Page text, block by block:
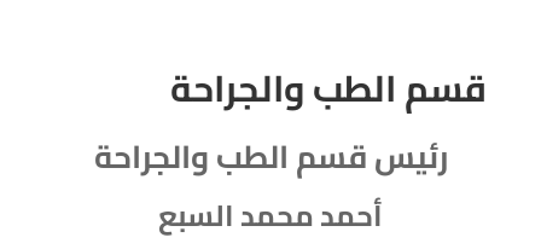
قسم الطب والجراحة
رئيس قسم الطب والجراحة
أحمد محمد السبع